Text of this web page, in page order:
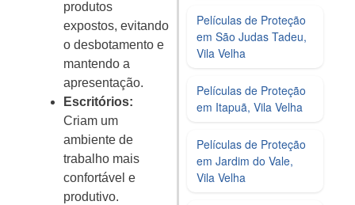
produtos
expostos, evitando
o desbotamento e
mantendo a
apresentação.
Escritórios:
Criam um
ambiente de
trabalho mais
confortável e
produtivo.
Películas de Proteção
em São Judas Tadeu,
Vila Velha
Películas de Proteção
em Itapuã, Vila Velha
Películas de Proteção
em Jardim do Vale,
Vila Velha